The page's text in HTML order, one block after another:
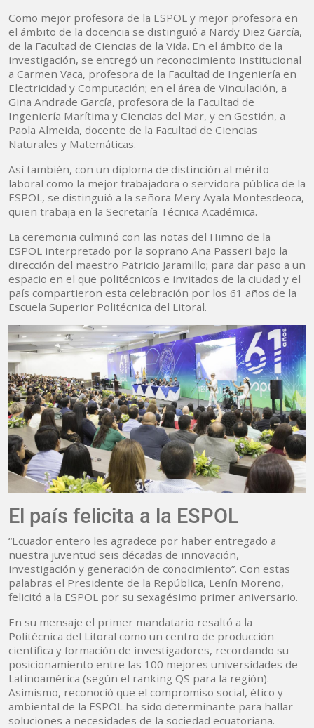
Como mejor profesora de la ESPOL y mejor profesora en
el ámbito de la docencia se distinguió a Nardy Diez García,
de la Facultad de Ciencias de la Vida. En el ámbito de la
investigación, se entregó un reconocimiento institucional
a Carmen Vaca, profesora de la Facultad de Ingeniería en
Electricidad y Computación; en el área de Vinculación, a
Gina Andrade García, profesora de la Facultad de
Ingeniería Marítima y Ciencias del Mar, y en Gestión, a
Paola Almeida, docente de la Facultad de Ciencias
Naturales y Matemáticas.
Así también, con un diploma de distinción al mérito
laboral como la mejor trabajadora o servidora pública de la
ESPOL, se distinguió a la señora Mery Ayala Montesdeoca,
quien trabaja en la Secretaría Técnica Académica.
La ceremonia culminó con las notas del Himno de la
ESPOL interpretado por la soprano Ana Passeri bajo la
dirección del maestro Patricio Jaramillo; para dar paso a un
espacio en el que politécnicos e invitados de la ciudad y el
país compartieron esta celebración por los 61 años de la
Escuela Superior Politécnica del Litoral.
El país felicita a la ESPOL
“Ecuador entero les agradece por haber entregado a
nuestra juventud seis décadas de innovación,
investigación y generación de conocimiento”. Con estas
palabras el Presidente de la República, Lenín Moreno,
felicitó a la ESPOL por su sexagésimo primer aniversario.
En su mensaje el primer mandatario resaltó a la
Politécnica del Litoral como un centro de producción
científica y formación de investigadores, recordando su
posicionamiento entre las 100 mejores universidades de
Latinoamérica (según el ranking QS para la región).
Asimismo, reconoció que el compromiso social, ético y
ambiental de la ESPOL ha sido determinante para hallar
soluciones a necesidades de la sociedad ecuatoriana.